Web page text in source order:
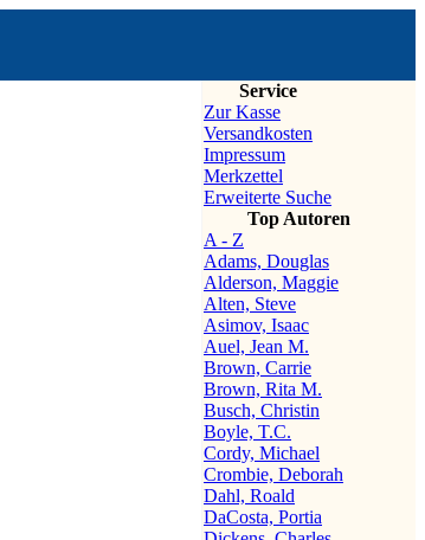
Service
Zur Kasse
Versandkosten
Impressum
Merkzettel
Erweiterte Suche
Top Autoren
A - Z
Adams, Douglas
Alderson, Maggie
Alten, Steve
Asimov, Isaac
Auel, Jean M.
Brown, Carrie
Brown, Rita M.
Busch, Christin
Boyle, T.C.
Cordy, Michael
Crombie, Deborah
Dahl, Roald
DaCosta, Portia